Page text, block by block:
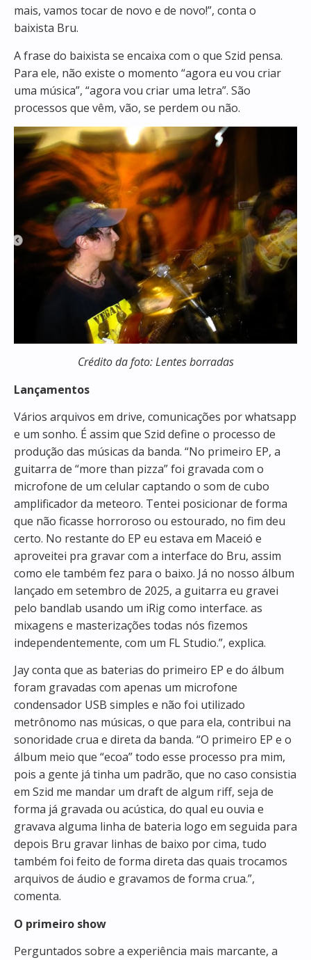
mais, vamos tocar de novo e de novo!”, conta o
baixista Bru.
A frase do baixista se encaixa com o que Szid pensa.
Para ele, não existe o momento “agora eu vou criar
uma música”, “agora vou criar uma letra”. São
processos que vêm, vão, se perdem ou não.
Crédito da foto: Lentes borradas
Lançamentos
Vários arquivos em drive, comunicações por whatsapp
e um sonho. É assim que Szid define o processo de
produção das músicas da banda. “No primeiro EP, a
guitarra de “more than pizza” foi gravada com o
microfone de um celular captando o som de cubo
amplificador da meteoro. Tentei posicionar de forma
que não ficasse horroroso ou estourado, no fim deu
certo. No restante do EP eu estava em Maceió e
aproveitei pra gravar com a interface do Bru, assim
como ele também fez para o baixo. Já no nosso álbum
lançado em setembro de 2025, a guitarra eu gravei
pelo bandlab usando um iRig como interface. as
mixagens e masterizações todas nós fizemos
independentemente, com um FL Studio.”, explica.
Jay conta que as baterias do primeiro EP e do álbum
foram gravadas com apenas um microfone
condensador USB simples e não foi utilizado
metrônomo nas músicas, o que para ela, contribui na
sonoridade crua e direta da banda. “O primeiro EP e o
álbum meio que “ecoa” todo esse processo pra mim,
pois a gente já tinha um padrão, que no caso consistia
em Szid me mandar um draft de algum riff, seja de
forma já gravada ou acústica, do qual eu ouvia e
gravava alguma linha de bateria logo em seguida para
depois Bru gravar linhas de baixo por cima, tudo
também foi feito de forma direta das quais trocamos
arquivos de áudio e gravamos de forma crua.”,
comenta.
O primeiro show
Perguntados sobre a experiência mais marcante, a